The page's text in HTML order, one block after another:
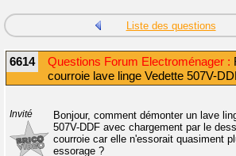
Liste des questions
6614 Questions Forum Electroménager :
courroie lave linge Vedette 507V-
Invité
Bonjour, comment démonter un lave
507V-DDF avec chargement par le
courroie car elle n'essorait quasiment
essorage ?